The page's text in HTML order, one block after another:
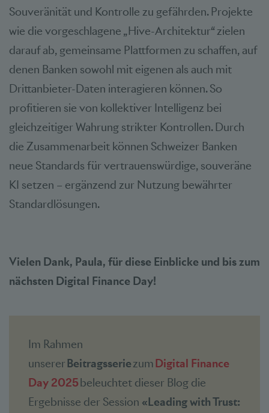
Souveränität und Kontrolle zu gefährden. Projekte
wie die vorgeschlagene „Hive-Architektur“ zielen
darauf ab, gemeinsame Plattformen zu schaffen, auf
denen Banken sowohl mit eigenen als auch mit
Drittanbieter-Daten interagieren können. So
profitieren sie von kollektiver Intelligenz bei
gleichzeitiger Wahrung strikter Kontrollen. Durch
die Zusammenarbeit können Schweizer Banken
neue Standards für vertrauenswürdige, souveräne
KI setzen – ergänzend zur Nutzung bewährter
Standardlösungen.
Vielen Dank, Paula, für diese Einblicke und bis zum
nächsten Digital Finance Day!
Im Rahmen
unsererBeitragsseriezumDigital Finance
Day 2025beleuchtet dieser Blog die
Ergebnisse der Session «Leading with Trust: